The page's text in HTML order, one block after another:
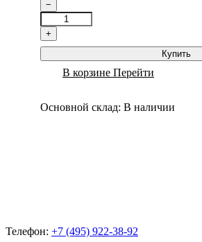
−
+
Купить
В корзине Перейти
Основной склад: В наличии
Телефон: +7 (495) 922-38-92